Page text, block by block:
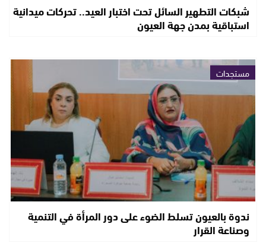
شبكات التطهير السائل تحت اختبار العيد.. تحركات ميدانية
استباقية بمدن جهة العيون
مستجدات
ندوة بالعيون تسلط الضوء على دور المرأة في التنمية
وصناعة القرار